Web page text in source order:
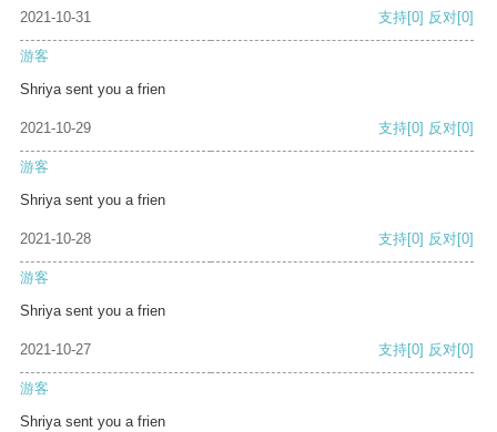
2021-10-31 支持[0] 反对[0]
游客
Shriya sent you a frien
2021-10-29 支持[0] 反对[0]
游客
Shriya sent you a frien
2021-10-28 支持[0] 反对[0]
游客
Shriya sent you a frien
2021-10-27 支持[0] 反对[0]
游客
Shriya sent you a frien